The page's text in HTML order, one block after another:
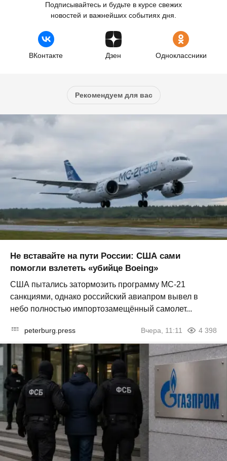
Подписывайтесь и будьте в курсе свежих
новостей и важнейших событиях дня.
ВКонтакте Дзен Одноклассники
Рекомендуем для вас
Не вставайте на пути России: США сами
помогли взлететь «убийце Boeing»
США пытались затормозить программу МС-21
санкциями, однако российский авиапром вывел в
небо полностью импортозамещённый самолет...
peterburg.press Вчера, 11:11 4 398